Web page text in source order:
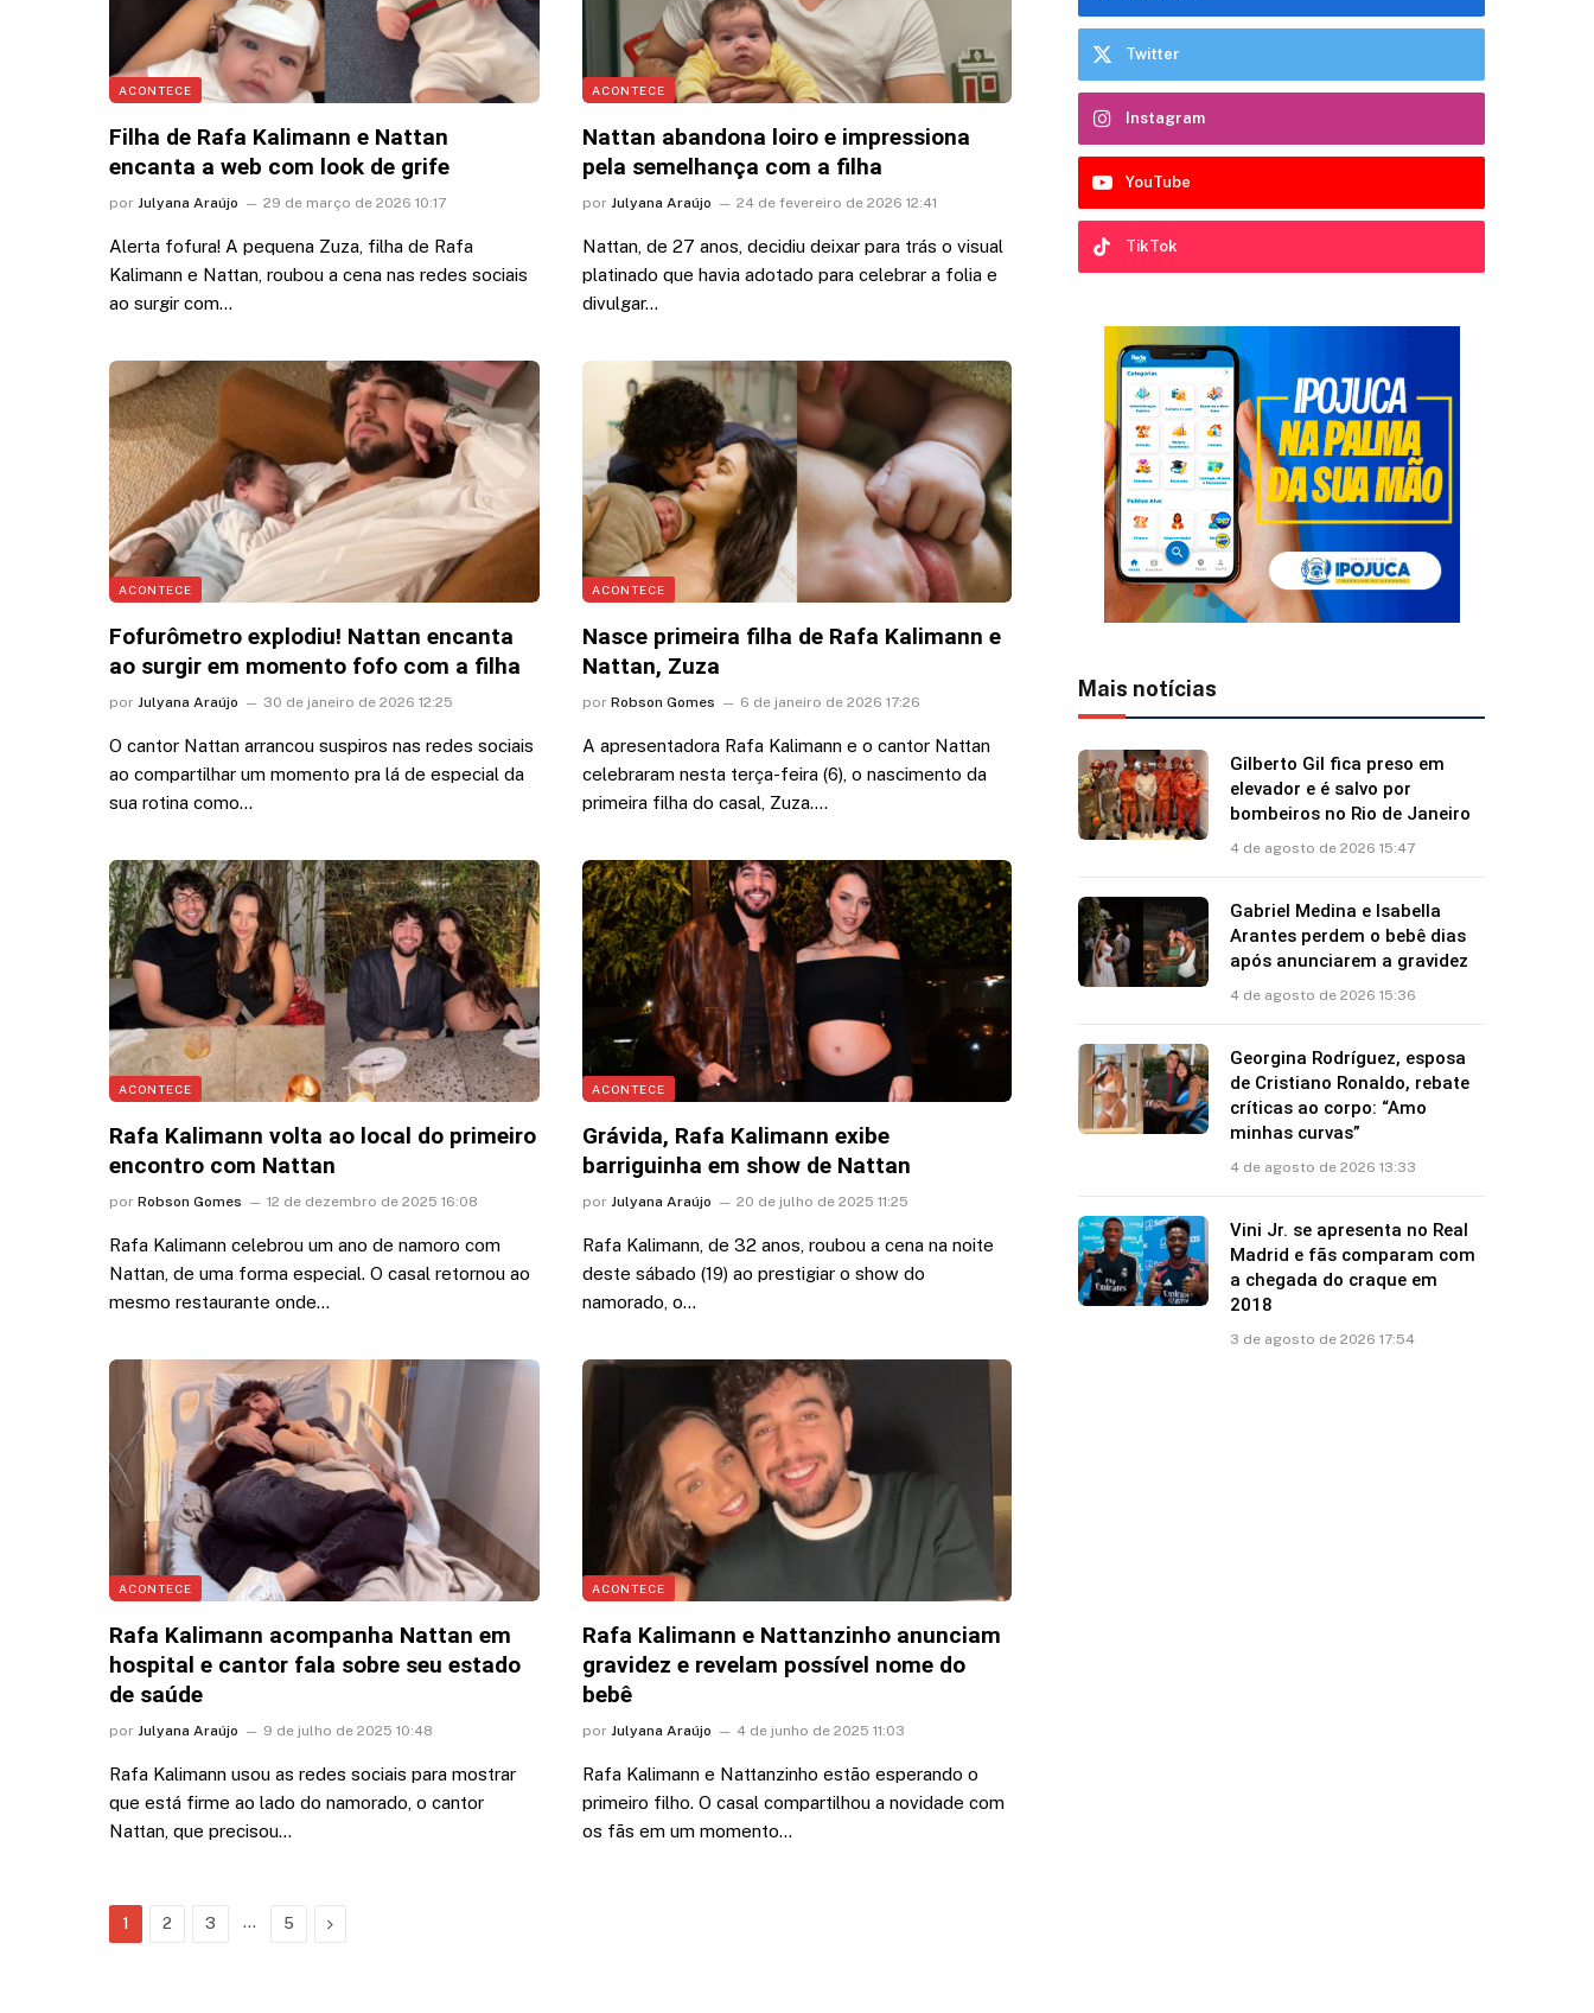
ACONTECE
Filha de Rafa Kalimann e Nattan
encanta a web com look de grife
por Julyana Araújo 29 de março de 2026 10:17
Alerta fofura! A pequena Zuza, filha de Rafa
Kalimann e Nattan, roubou a cena nas redes sociais
ao surgir com…
ACONTECE
Nattan abandona loiro e impressiona
pela semelhança com a filha
por Julyana Araújo 24 de fevereiro de 2026 12:41
Nattan, de 27 anos, decidiu deixar para trás o visual
platinado que havia adotado para celebrar a folia e
divulgar…
ACONTECE
Fofurômetro explodiu! Nattan encanta
ao surgir em momento fofo com a filha
por Julyana Araújo 30 de janeiro de 2026 12:25
O cantor Nattan arrancou suspiros nas redes sociais
ao compartilhar um momento pra lá de especial da
sua rotina como…
ACONTECE
Nasce primeira filha de Rafa Kalimann e
Nattan, Zuza
por Robson Gomes 6 de janeiro de 2026 17:26
A apresentadora Rafa Kalimann e o cantor Nattan
celebraram nesta terça-feira (6), o nascimento da
primeira filha do casal, Zuza.…
ACONTECE
Rafa Kalimann volta ao local do primeiro
encontro com Nattan
por Robson Gomes 12 de dezembro de 2025 16:08
Rafa Kalimann celebrou um ano de namoro com
Nattan, de uma forma especial. O casal retornou ao
mesmo restaurante onde…
ACONTECE
Grávida, Rafa Kalimann exibe
barriguinha em show de Nattan
por Julyana Araújo 20 de julho de 2025 11:25
Rafa Kalimann, de 32 anos, roubou a cena na noite
deste sábado (19) ao prestigiar o show do
namorado, o…
ACONTECE
Rafa Kalimann acompanha Nattan em
hospital e cantor fala sobre seu estado
de saúde
por Julyana Araújo 9 de julho de 2025 10:48
Rafa Kalimann usou as redes sociais para mostrar
que está firme ao lado do namorado, o cantor
Nattan, que precisou…
ACONTECE
Rafa Kalimann e Nattanzinho anunciam
gravidez e revelam possível nome do
bebê
por Julyana Araújo 4 de junho de 2025 11:03
Rafa Kalimann e Nattanzinho estão esperando o
primeiro filho. O casal compartilhou a novidade com
os fãs em um momento…
1 2 3 … 5 Next
Twitter
Instagram
YouTube
TikTok
Mais notícias
Gilberto Gil fica preso em
elevador e é salvo por
bombeiros no Rio de Janeiro
4 de agosto de 2026 15:47
Gabriel Medina e Isabella
Arantes perdem o bebê dias
após anunciarem a gravidez
4 de agosto de 2026 15:36
Georgina Rodríguez, esposa
de Cristiano Ronaldo, rebate
críticas ao corpo: “Amo
minhas curvas”
4 de agosto de 2026 13:33
Vini Jr. se apresenta no Real
Madrid e fãs comparam com
a chegada do craque em
2018
3 de agosto de 2026 17:54